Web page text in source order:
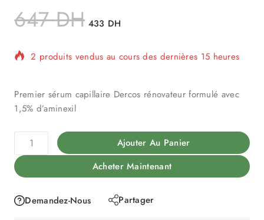
647DH 433 DH
Vente rapide ! Plus de 15 personnes ont dans leur
Premier sérum capillaire Dercos rénovateur formulé avec
1,5% d’aminexil
Ajouter Au Panier
Acheter Maintenant
Demandez-Nous Partager